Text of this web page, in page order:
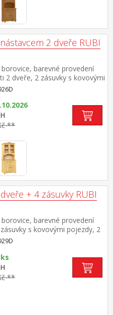
2 dveře RUBI
barevné provedení
2 dveře, 2 zásuvky s kovovými
dvoje prosklené dveře
**
+ 4 zásuvky RUBI
barevné provedení
s kovovými pojezdy, 2
**